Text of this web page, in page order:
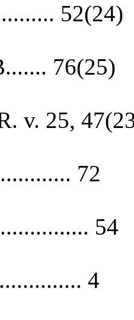
52(24)
76(25)
v. 25,
72
54
4